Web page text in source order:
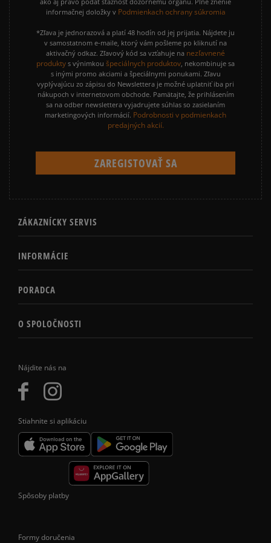
Nájdite nás na
Stiahnite si aplikáciu
informačnej doložky v Podmienkach ochrany súkromia
*Zľava je jednorazová a platí 48 hodín od jej prijatia. Nájdete ju
v samostatnom e-maile, ktorý vám pošleme po kliknutí na
aktivačný odkaz. Zľavový kód sa vzťahuje na nezľavnené
produkty s výnimkou špeciálnych produktov, nekombinuje sa
s inými promo akciami a špeciálnymi ponukami. Zľavu
vyplývajúcu zo zápisu do Newslettera je možné uplatniť iba pri
nákupoch v internetovom obchode. Pamätajte, že prihlásením
sa na odber newslettera vyjadrujete súhlas so zasielaním
marketingových informácií. Podrobnosti v podmienkach
predajných akcií.
ZÁKAZNÍCKY SERVIS
INFORMÁCIE
PORADCA
O SPOLOČNOSTI
Spôsoby platby
Formy doručenia